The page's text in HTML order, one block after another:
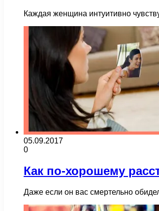
Каждая женщина интуитивно
05.09.2017
0
Как по-хорошему
Даже если он вас смертельно